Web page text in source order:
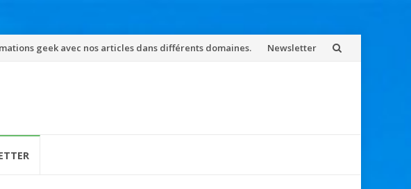
geek avec nos articles dans différents domaines. Newsletter